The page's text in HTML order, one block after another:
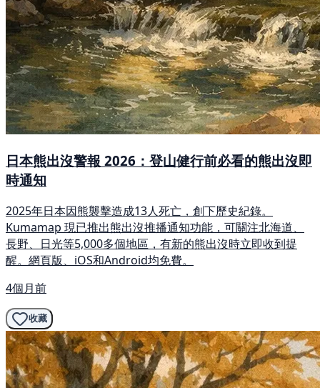
日本熊出沒警報 2026：登山健行前必看的熊出沒即
時通知
2025年日本因熊襲擊造成13人死亡，創下歷史紀錄。
Kumamap 現已推出熊出沒推播通知功能，可關注北海道、
長野、日光等5,000多個地區，有新的熊出沒時立即收到提
醒。網頁版、iOS和Android均免費。
4個月前
收藏